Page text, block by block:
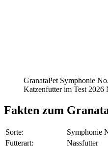
GranataPet Symphonie
Katzenfutter im Test 2026
Fakten zum
Sorte:
Symphonie
Futterart:
Nassfutter